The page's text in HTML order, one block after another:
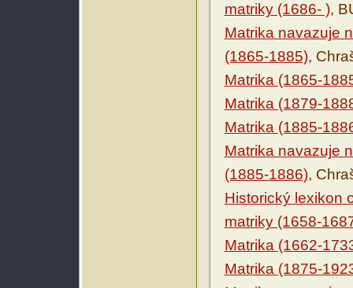
matriky (1686- ),
Matrika navazuje
(1865-1885),
Matrika (1865-
Matrika (1879-
Matrika (1885-
Matrika navazuje
(1885-1886),
Historický lexikon
matriky (1658-
Matrika (1662-
Matrika (1875-